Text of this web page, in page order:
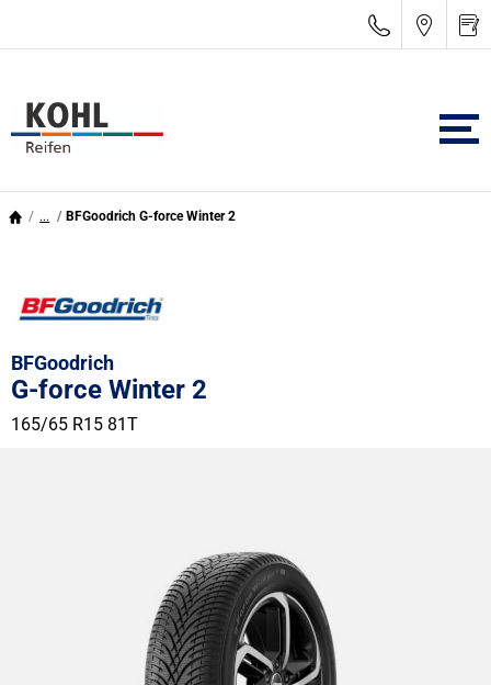
... BFGoodrich G-force Winter 2
BFGoodrich
G-force Winter 2
165/65 R15 81T